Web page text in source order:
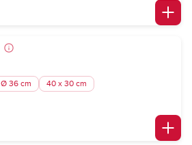
Ø 36 cm
40 x 30 cm